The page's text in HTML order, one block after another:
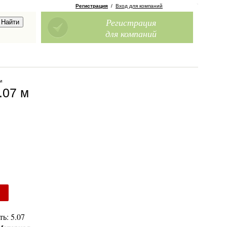
Регистрация / Вход для компаний
Регистрация
для компаний
м
5.07